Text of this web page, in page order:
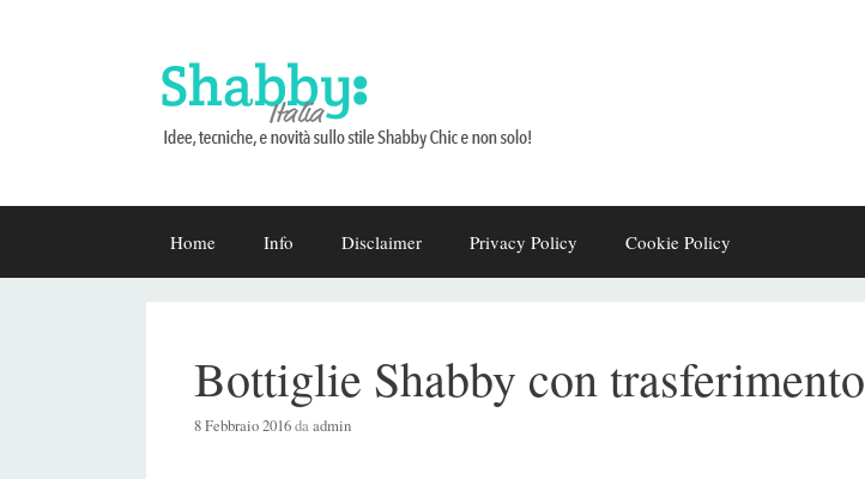
Home Info Disclaimer Privacy Policy Cookie Policy
Bottiglie Shabby con trasferimento
8 Febbraio 2016daadmin